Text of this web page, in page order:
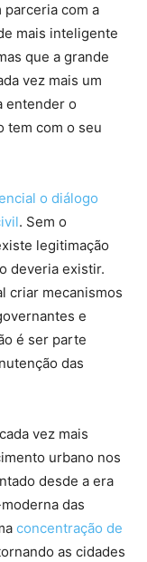
com a
mais inteligente
que a grande
vez mais um
entender o
tem com o seu
o diálogo
. Sem o
legitimação
deveria existir.
criar mecanismos
e
é ser parte
das
vez mais
urbano nos
desde a era
das
concentração de
as cidades